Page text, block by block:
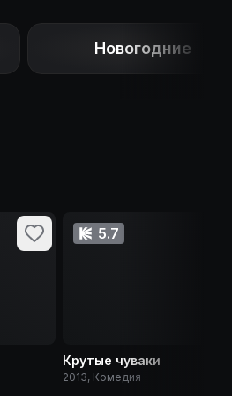
Новогодние
5.7
Крутые чуваки
2013, Комедия